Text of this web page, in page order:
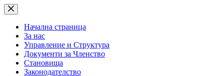
Skip
to
contentНачална страница
За нас
Управление и Структура
Документи за Членство
Становища
Законодателство